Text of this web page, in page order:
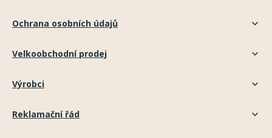
Ochrana osobních údajů
Velkoobchodní prodej
Výrobci
Reklamační řád